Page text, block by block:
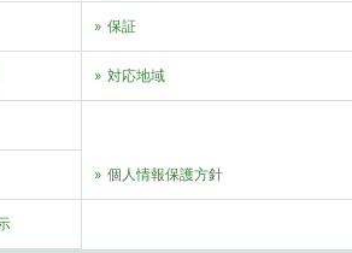
保証
対応地域
個⼈情報保護⽅針